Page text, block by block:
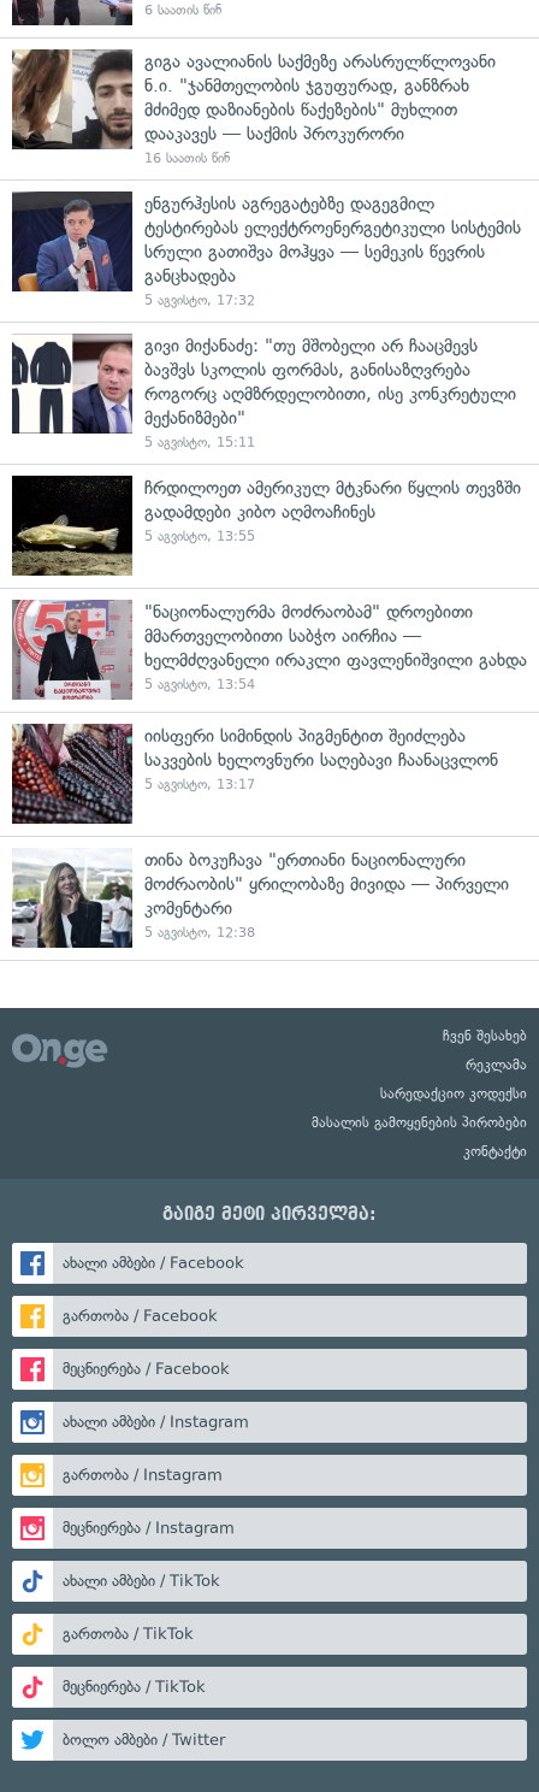
6 საათის წინ
გიგა ავალიანის საქმეზე არასრულწლოვანი
ნ.ი. "ჯანმთელობის ჯგუფურად, განზრახ
მძიმედ დაზიანების წაქეზების" მუხლით
დააკავეს — საქმის პროკურორი
16 საათის წინ
ენგურჰესის აგრეგატებზე დაგეგმილ
ტესტირებას ელექტროენერგეტიკული სისტემის
სრული გათიშვა მოჰყვა — სემეკის წევრის
განცხადება
5 აგვისტო, 17:32
გივი მიქანაძე: "თუ მშობელი არ ჩააცმევს
ბავშვს სკოლის ფორმას, განისაზღვრება
როგორც აღმზრდელობითი, ისე კონკრეტული
მექანიზმები"
5 აგვისტო, 15:11
ჩრდილოეთ ამერიკულ მტკნარი წყლის თევზში
გადამდები კიბო აღმოაჩინეს
5 აგვისტო, 13:55
"ნაციონალურმა მოძრაობამ" დროებითი
მმართველობითი საბჭო აირჩია —
ხელმძღვანელი ირაკლი ფავლენიშვილი გახდა
5 აგვისტო, 13:54
იისფერი სიმინდის პიგმენტით შეიძლება
საკვების ხელოვნური საღებავი ჩაანაცვლონ
5 აგვისტო, 13:17
თინა ბოკუჩავა "ერთიანი ნაციონალური
მოძრაობის" ყრილობაზე მივიდა — პირველი
კომენტარი
5 აგვისტო, 12:38
ჩვენ შესახებ
რეკლამა
სარედაქციო კოდექსი
მასალის გამოყენების პირობები
კონტაქტი
გაიგე მეტი პირველმა:
ახალი ამბები / Facebook
გართობა / Facebook
მეცნიერება / Facebook
ახალი ამბები / Instagram
გართობა / Instagram
მეცნიერება / Instagram
ახალი ამბები / TikTok
გართობა / TikTok
მეცნიერება / TikTok
ბოლო ამბები / Twitter